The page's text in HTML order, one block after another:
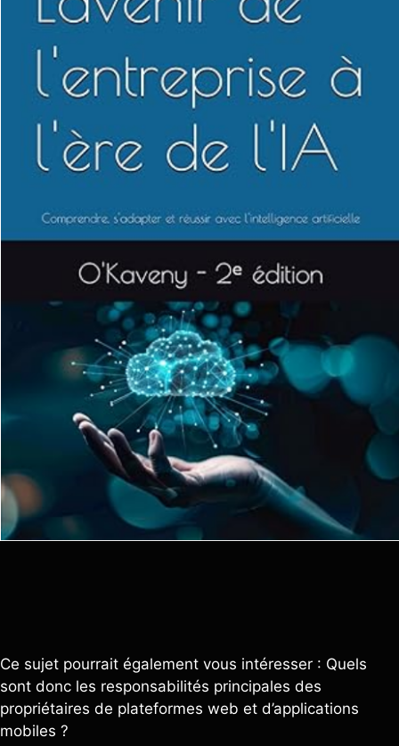
Ce sujet pourrait également vous intéresser : Quels
sont donc les responsabilités principales des
propriétaires de plateformes web et d’applications
mobiles ?